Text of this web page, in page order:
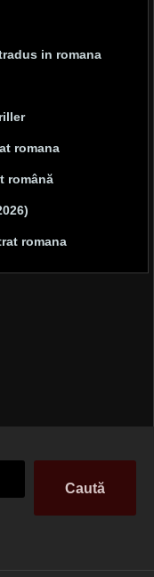
in romana
romana
română
romana
Caută